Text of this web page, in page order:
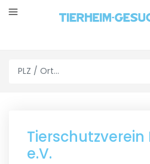
e.V.